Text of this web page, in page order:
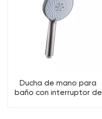
Ducha de mano para
baño con interruptor de